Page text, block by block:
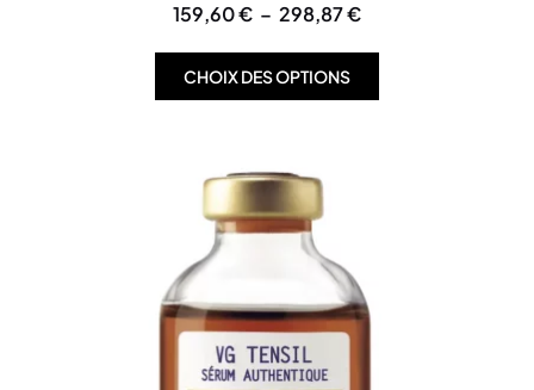
159,60€ – 298,87€
CHOIX DES OPTIONS